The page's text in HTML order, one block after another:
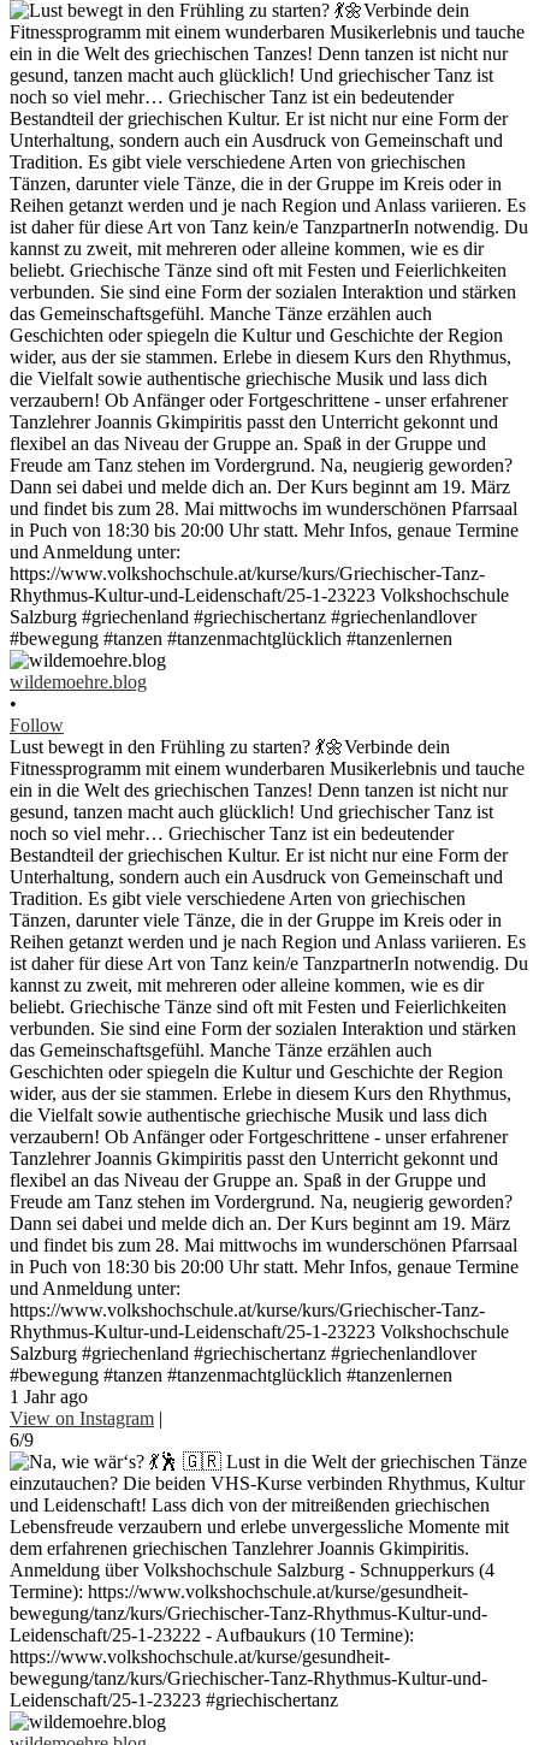
wildemoehre.blog
•
Follow
Lust bewegt in den Frühling zu starten? 💃🌼Verbinde dein
Fitnessprogramm mit einem wunderbaren Musikerlebnis und tauche
ein in die Welt des griechischen Tanzes! Denn tanzen ist nicht nur
gesund, tanzen macht auch glücklich! Und griechischer Tanz ist
noch so viel mehr… Griechischer Tanz ist ein bedeutender
Bestandteil der griechischen Kultur. Er ist nicht nur eine Form der
Unterhaltung, sondern auch ein Ausdruck von Gemeinschaft und
Tradition. Es gibt viele verschiedene Arten von griechischen
Tänzen, darunter viele Tänze, die in der Gruppe im Kreis oder in
Reihen getanzt werden und je nach Region und Anlass variieren. Es
ist daher für diese Art von Tanz kein/e TanzpartnerIn notwendig. Du
kannst zu zweit, mit mehreren oder alleine kommen, wie es dir
beliebt. Griechische Tänze sind oft mit Festen und Feierlichkeiten
verbunden. Sie sind eine Form der sozialen Interaktion und stärken
das Gemeinschaftsgefühl. Manche Tänze erzählen auch
Geschichten oder spiegeln die Kultur und Geschichte der Region
wider, aus der sie stammen. Erlebe in diesem Kurs den Rhythmus,
die Vielfalt sowie authentische griechische Musik und lass dich
verzaubern! Ob Anfänger oder Fortgeschrittene - unser erfahrener
Tanzlehrer Joannis Gkimpiritis passt den Unterricht gekonnt und
flexibel an das Niveau der Gruppe an. Spaß in der Gruppe und
Freude am Tanz stehen im Vordergrund. Na, neugierig geworden?
Dann sei dabei und melde dich an. Der Kurs beginnt am 19. März
und findet bis zum 28. Mai mittwochs im wunderschönen Pfarrsaal
in Puch von 18:30 bis 20:00 Uhr statt. Mehr Infos, genaue Termine
und Anmeldung unter:
https://www.volkshochschule.at/kurse/kurs/Griechischer-Tanz-
Rhythmus-Kultur-und-Leidenschaft/25-1-23223 Volkshochschule
Salzburg #griechenland #griechischertanz #griechenlandlover
#bewegung #tanzen #tanzenmachtglücklich #tanzenlernen
1 Jahr ago
View on Instagram |
6/9